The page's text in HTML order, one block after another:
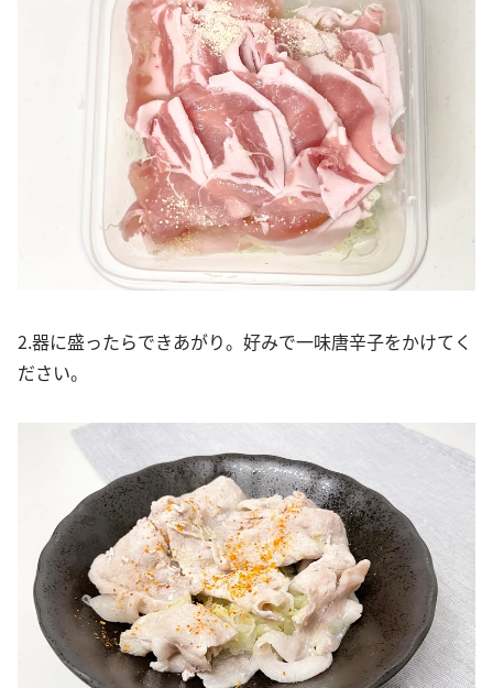
2.器に盛ったらできあがり。好みで一味唐辛子をかけてく
ださい。